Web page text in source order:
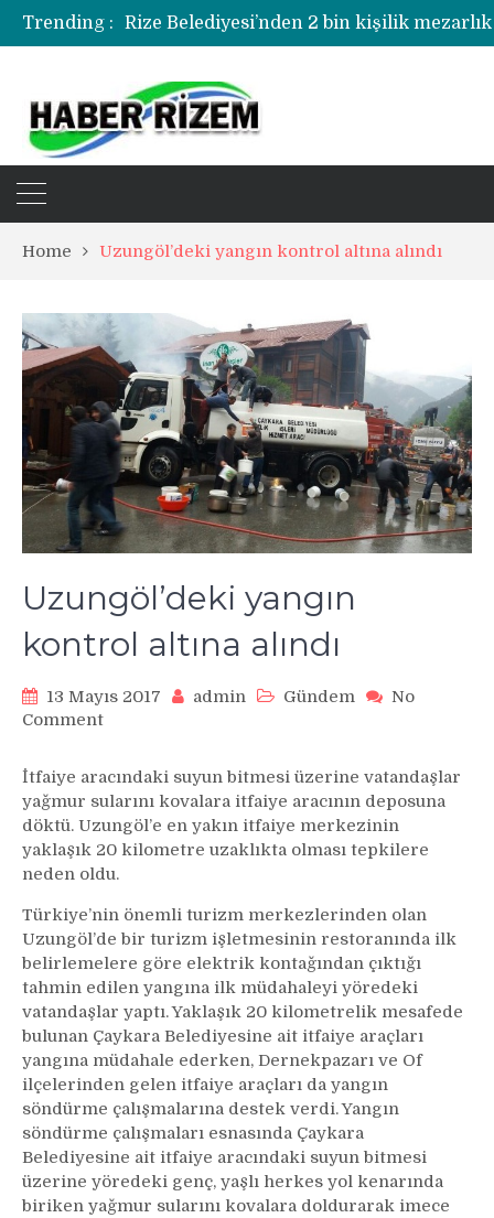
Trending :
Rize Belediyesi’nden 2 bin kişilik
Rize’de uyuşturucu operasyonunda 1
Home Uzungöl’deki yangın kontrol altına alındı
Uzungöl’deki yangın
kontrol altına alındı
13 Mayıs 2017 admin Gündem
No
Commenton
kontrol
altına
alındı
İtfaiye aracındaki suyun bitmesi üzerine vatandaşlar
yağmur sularını kovalara itfaiye aracının deposuna
döktü. Uzungöl’e en yakın itfaiye merkezinin
yaklaşık 20 kilometre uzaklıkta olması tepkilere
neden oldu.
Türkiye’nin önemli turizm merkezlerinden olan
Uzungöl’de bir turizm işletmesinin restoranında ilk
belirlemelere göre elektrik kontağından çıktığı
tahmin edilen yangına ilk müdahaleyi yöredeki
vatandaşlar yaptı. Yaklaşık 20 kilometrelik mesafede
bulunan Çaykara Belediyesine ait itfaiye araçları
yangına müdahale ederken, Dernekpazarı ve Of
ilçelerinden gelen itfaiye araçları da yangın
söndürme çalışmalarına destek verdi. Yangın
söndürme çalışmaları esnasında Çaykara
Belediyesine ait itfaiye aracındaki suyun bitmesi
üzerine yöredeki genç, yaşlı herkes yol kenarında
biriken yağmur sularını kovalara doldurarak imece